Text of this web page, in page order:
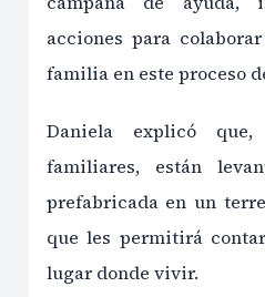
acciones para
familia en este proceso
Daniela explicó
familiares, están
prefabricada en un
que les permitirá
lugar donde vivir.